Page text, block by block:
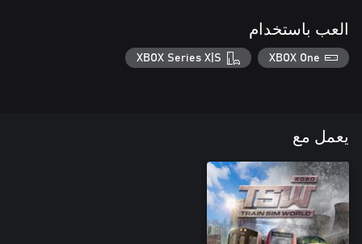
العب باستخدام
XBOX One
XBOX Series X|S
يعمل مع